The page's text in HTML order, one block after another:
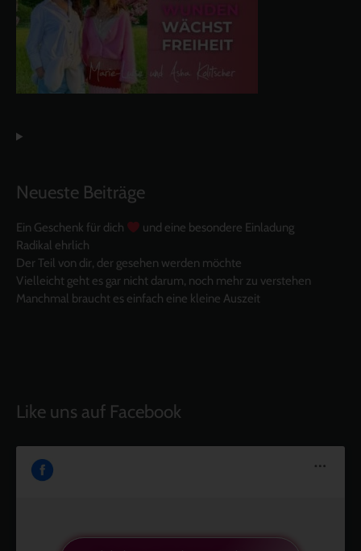
Neueste Beiträge
Ein Geschenk für dich
und eine besondere Einladung
Radikal ehrlich
Der Teil von dir, der gesehen werden möchte
Vielleicht geht es gar nicht darum, noch mehr zu verstehen
Manchmal braucht es einfach eine kleine Auszeit
Like uns auf Facebook